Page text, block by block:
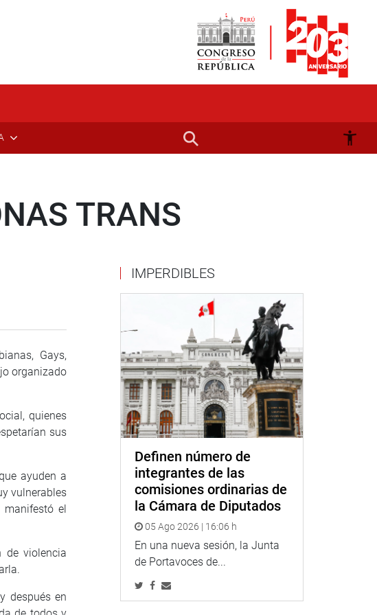
TRANS
Gays,
organizado
quienes
sus
ayuden a
vulnerables
manifestó el
de violencia
después en
IMPERDIBLES
Definen número de
integrantes de las
comisiones ordinarias de
la Cámara de Diputados
05 Ago 2026 | 16:06 h
En una nueva sesión, la Junta
de Portavoces de...